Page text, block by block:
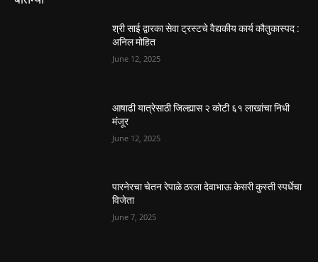
श्री साई द्वारका सेवा ट्रस्टचे वैद्यकीय कार्य कौतुकास्पद :
अनिल मोहित
June 12, 2025
आषाढी यात्रेसाठी जिल्ह्यास २ कोटी ६१ लाखांचा निधी
मंजूर
June 12, 2025
पारनेरचा चेतन रेपाळे ठरला देवाभाऊ केसरी कुस्ती स्पर्धेचा
विजेता
June 7, 2025